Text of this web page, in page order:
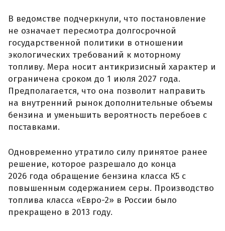
В ведомстве подчеркнули, что постановление
не означает пересмотра долгосрочной
государственной политики в отношении
экологических требований к моторному
топливу. Мера носит антикризисный характер и
ограничена сроком до 1 июля 2027 года.
Предполагается, что она позволит направить
на внутренний рынок дополнительные объемы
бензина и уменьшить вероятность перебоев с
поставками.
Одновременно утратило силу принятое ранее
решение, которое разрешало до конца
2026 года обращение бензина класса К5 с
повышенным содержанием серы. Производство
топлива класса «Евро-2» в России было
прекращено в 2013 году.